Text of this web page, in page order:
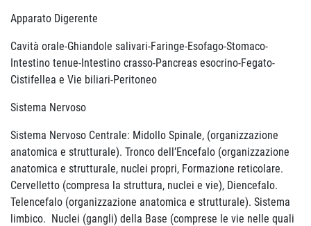
Apparato Digerente
Cavità orale-Ghiandole salivari-Faringe-Esofago-Stomaco-
Intestino tenue-Intestino crasso-Pancreas esocrino-Fegato-
Cistifellea e Vie biliari-Peritoneo
Sistema Nervoso
Sistema Nervoso Centrale: Midollo Spinale, (organizzazione
anatomica e strutturale). Tronco dell’Encefalo (organizzazione
anatomica e strutturale, nuclei propri, Formazione reticolare.
Cervelletto (compresa la struttura, nuclei e vie), Diencefalo.
Telencefalo (organizzazione anatomica e strutturale). Sistema
limbico. Nuclei (gangli) della Base (comprese le vie nelle quali